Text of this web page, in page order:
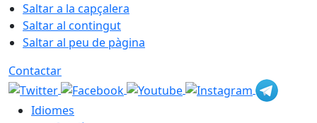
Saltar a la capçalera
Saltar al contingut
Saltar al peu de pàgina
Contactar
Idiomes